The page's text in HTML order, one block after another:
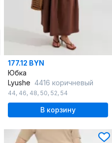
177.12 BYN
Юбка
Lyushe 4416 коричневый
44, 46, 48, 50, 52, 54
В корзину